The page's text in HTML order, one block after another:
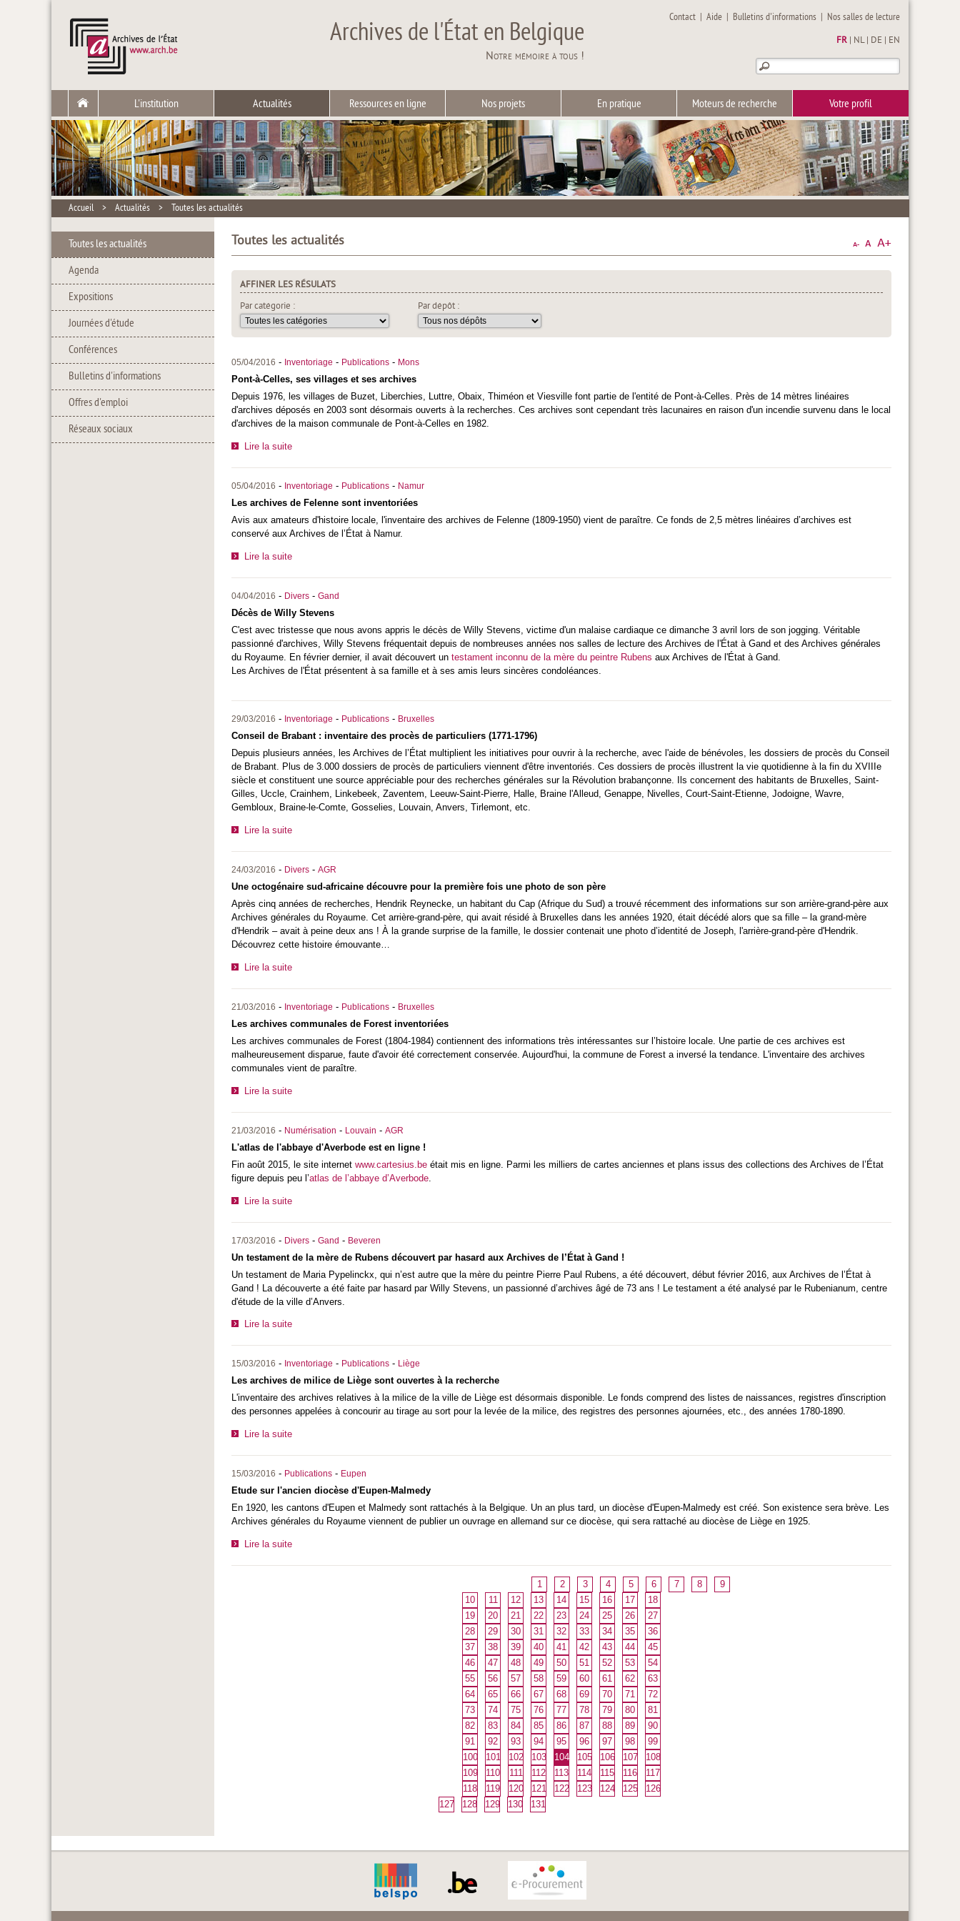
Archives de l'État en Belgique
Notre mémoire à tous !
Contact |Aide | Bulletins d'informations | Nos salles de lecture
FR NL| DE EN
L'institution Actualités Ressources en ligne Nos projets En pratique Moteurs de recherche Votre profil
Accueil > Actualités > Toutes les actualités
Toutes les actualités
Agenda
Expositions
Journées d'étude
Conférences
Bulletins d'informations
Offres d'emploi
Réseaux sociaux
Toutes les actualités
AFFINER LES RÉSULATS
Par catégorie :
Par dépôt :
05/04/2016 - Inventoriage - Publications - Mons
Pont-à-Celles, ses villages et ses archives
Depuis 1976, les villages de Buzet, Liberchies, Luttre, Obaix, Thiméon et Viesville font partie de l'entité de Pont-à-Celles. Près de 14 mètres linéaires
d'archives déposés en 2003 sont désormais ouverts à la recherches. Ces archives sont cependant très lacunaires en raison d'un incendie survenu dans le local
d'archives de la maison communale de Pont-à-Celles en 1982.
Lire la suite
05/04/2016 - Inventoriage - Publications - Namur
Les archives de Felenne sont inventoriées
Avis aux amateurs d'histoire locale, l'inventaire des archives de Felenne (1809-1950) vient de paraître. Ce fonds de 2,5 mètres linéaires d’archives est
conservé aux Archives de l’État à Namur.
Lire la suite
04/04/2016 - Divers - Gand
Décès de Willy Stevens
C'est avec tristesse que nous avons appris le décès de Willy Stevens, victime d'un malaise cardiaque ce dimanche 3 avril lors de son jogging. Véritable
passionné d'archives, Willy Stevens fréquentait depuis de nombreuses années nos salles de lecture des Archives de l'État à Gand et des Archives générales
du Royaume. En février dernier, il avait découvert un testament inconnu de la mère du peintre Rubens aux Archives de l'État à Gand.
Les Archives de l'État présentent à sa famille et à ses amis leurs sincères condoléances.
29/03/2016 - Inventoriage - Publications - Bruxelles
Conseil de Brabant : inventaire des procès de particuliers (1771-1796)
Depuis plusieurs années, les Archives de l’État multiplient les initiatives pour ouvrir à la recherche, avec l'aide de bénévoles, les dossiers de procès du Conseil
de Brabant. Plus de 3.000 dossiers de procès de particuliers viennent d'être inventoriés. Ces dossiers de procès illustrent la vie quotidienne à la fin du XVIIIe
siècle et constituent une source appréciable pour des recherches générales sur la Révolution brabançonne. Ils concernent des habitants de Bruxelles, Saint-
Gilles, Uccle, Crainhem, Linkebeek, Zaventem, Leeuw-Saint-Pierre, Halle, Braine l'Alleud, Genappe, Nivelles, Court-Saint-Etienne, Jodoigne, Wavre,
Gembloux, Braine-le-Comte, Gosselies, Louvain, Anvers, Tirlemont, etc.
Lire la suite
24/03/2016 - Divers - AGR
Une octogénaire sud-africaine découvre pour la première fois une photo de son père
Après cinq années de recherches, Hendrik Reynecke, un habitant du Cap (Afrique du Sud) a trouvé récemment des informations sur son arrière-grand-père aux
Archives générales du Royaume. Cet arrière-grand-père, qui avait résidé à Bruxelles dans les années 1920, était décédé alors que sa fille – la grand-mère
d'Hendrik – avait à peine deux ans ! À la grande surprise de la famille, le dossier contenait une photo d’identité de Joseph, l'arrière-grand-père d'Hendrik.
Découvrez cette histoire émouvante…
Lire la suite
21/03/2016 - Inventoriage - Publications - Bruxelles
Les archives communales de Forest inventoriées
Les archives communales de Forest (1804-1984) contiennent des informations très intéressantes sur l’histoire locale. Une partie de ces archives est
malheureusement disparue, faute d'avoir été correctement conservée. Aujourd'hui, la commune de Forest a inversé la tendance. L'inventaire des archives
communales vient de paraître.
Lire la suite
21/03/2016 - Numérisation - Louvain - AGR
L'atlas de l'abbaye d'Averbode est en ligne !
Fin août 2015, le site internet www.cartesius.be était mis en ligne. Parmi les milliers de cartes anciennes et plans issus des collections des Archives de l’État
figure depuis peu l’atlas de l’abbaye d’Averbode
Lire la suite
17/03/2016 - Divers - Gand - Beveren
Un testament de la mère de Rubens découvert par hasard aux Archives de l’État à Gand !
Un testament de Maria Pypelinckx, qui n’est autre que la mère du peintre Pierre Paul Rubens, a été découvert, début février 2016, aux Archives de l’État à
Gand ! La découverte a été faite par hasard par Willy Stevens, un passionné d’archives âgé de 73 ans ! Le testament a été analysé par le Rubenianum, centre
d'étude de la ville d’Anvers.
Lire la suite
15/03/2016 - Inventoriage - Publications - Liège
Les archives de milice de Liège sont ouvertes à la recherche
L'inventaire des archives relatives à la milice de la ville de Liège est désormais disponible. Le fonds comprend des listes de naissances, registres d'inscription
des personnes appelées à concourir au tirage au sort pour la levée de la milice, des registres des personnes ajournées, etc., des années 1780-1890.
Lire la suite
15/03/2016 - Publications - Eupen
Etude sur l'ancien diocèse d'Eupen-Malmedy
En 1920, les cantons d'Eupen et Malmedy sont rattachés à la Belgique. Un an plus tard, un diocèse d'Eupen-Malmedy est créé. Son existence sera brève. Les
Archives générales du Royaume viennent de publier un ouvrage en allemand sur ce diocèse, qui sera rattaché au diocèse de Liège en 1925.
Lire la suite
1 2 3 4 5 6 7 8
9
10
11 12 13 14 15 16 17
18
19
20 21 22 23 24 25 26
27
28
29 30 31 32 33 34 35
36
37
38 39 40 41 42 43 44
45
46
47 48 49 50 51 52 53
54
55
56 57 58 59 60 61 62
63
64
65 66 67 68 69 70 71
72
73
74 75 76 77 78 79 80
81
82
83 84 85 86 87 88 89
90
91
92 93 94 95 96 97 98
99
100
101 102 103 104 105 106 107
108
109
110 111 112 113 114 115 116
117
118
119 120 121 122 123 124 125
126
127
128 129 130 131